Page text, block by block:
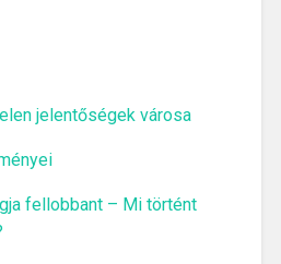
jelentőségek városa
fellobbant – Mi történt